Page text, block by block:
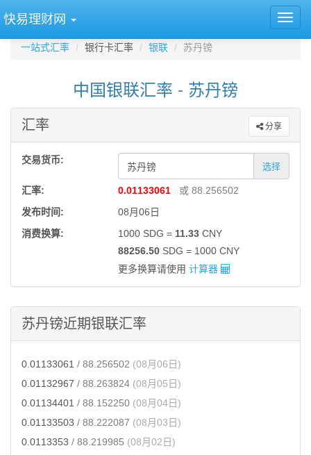
快易理财网
一站式汇率 银行卡汇率 银联 苏丹镑
中国银联汇率 - 苏丹镑
分享
汇率
交易货币:
选择
汇率: 0.01133061
或 88.256502
发布时间:
08月06日
消费换算:
1000 SDG = 11.33CNY
88256.50SDG = 1000 CNY
更多换算请使用 计算器
苏丹镑近期银联汇率
0.01133061 / 88.256502 (08月06日)
0.01132967 / 88.263824 (08月05日)
0.01134401 / 88.152250 (08月04日)
0.01133503 / 88.222087 (08月03日)
0.0113353 / 88.219985 (08月02日)